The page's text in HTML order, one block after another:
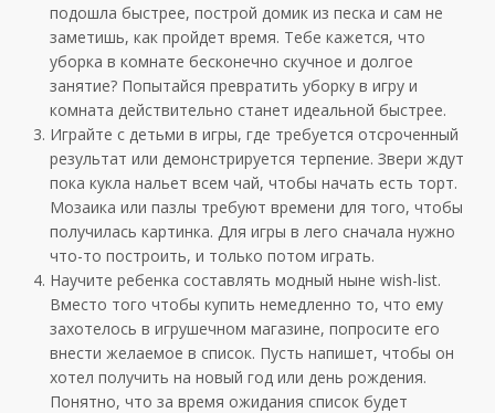
подошла быстрее, построй домик из песка и сам не
заметишь, как пройдет время. Тебе кажется, что
уборка в комнате бесконечно скучное и долгое
занятие? Попытайся превратить уборку в игру и
комната действительно станет идеальной быстрее.
Играйте с детьми в игры, где требуется отсроченный
результат или демонстрируется терпение. Звери ждут
пока кукла нальет всем чай, чтобы начать есть торт.
Мозаика или пазлы требуют времени для того, чтобы
получилась картинка. Для игры в лего сначала нужно
что-то построить, и только потом играть.
Научите ребенка составлять модный ныне wish-list.
Вместо того чтобы купить немедленно то, что ему
захотелось в игрушечном магазине, попросите его
внести желаемое в список. Пусть напишет, чтобы он
хотел получить на новый год или день рождения.
Понятно, что за время ожидания список будет